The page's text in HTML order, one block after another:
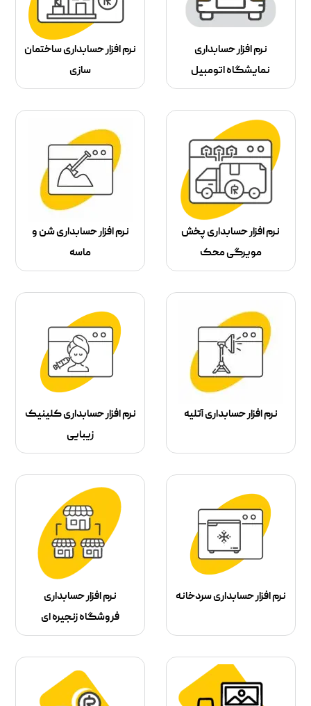
نرم افزار حسابداری
نمایشگاه اتومبیل
نرم افزار حسابداری ساختمان
سازی
نرم افزار حسابداری پخش
مویرگی محک
نرم افزار حسابداری شن و
ماسه
نرم افزار حسابداری آتلیه
نرم افزار حسابداری کلینیک
زیبایی
نرم افزار حسابداری سردخانه
نرم افزار حسابداری
فروشگاه زنجیره ای